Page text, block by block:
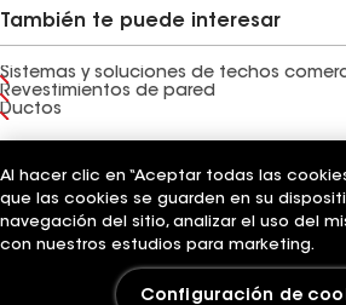
También te puede interesar
Sistemas y soluciones de techos
Revestimientos de pared
Ductos
Aviso para los solicitantes Código de
Línea directa de ética
Tus opciones de
Configuración de cookies
©2026 GAF Materials LLC
Al hacer clic en “Aceptar todas las
que las cookies se guarden en su
navegación del sitio, analizar el uso del
con nuestros estudios para marketing.
Configuración de